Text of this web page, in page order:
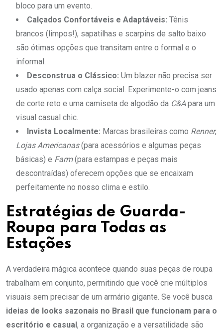
bloco para um evento.
Calçados Confortáveis e Adaptáveis: Tênis
brancos (limpos!), sapatilhas e scarpins de salto baixo
são ótimas opções que transitam entre o formal e o
informal.
Desconstrua o Clássico: Um blazer não precisa ser
usado apenas com calça social. Experimente-o com jeans
de corte reto e uma camiseta de algodão da C&A para um
visual casual chic.
Invista Localmente: Marcas brasileiras como Renner,
Lojas Americanas(para acessórios e algumas peças
básicas) e Farm(para estampas e peças mais
descontraídas) oferecem opções que se encaixam
perfeitamente no nosso clima e estilo.
Estratégias de Guarda-
Roupa para Todas as
Estações
A verdadeira mágica acontece quando suas peças de roupa
trabalham em conjunto, permitindo que você crie múltiplos
visuais sem precisar de um armário gigante. Se você busca
ideias de looks sazonais no Brasil que funcionam para o
escritório e casual, a organização e a versatilidade são